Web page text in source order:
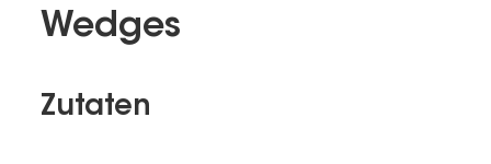
Wedges
Zutaten